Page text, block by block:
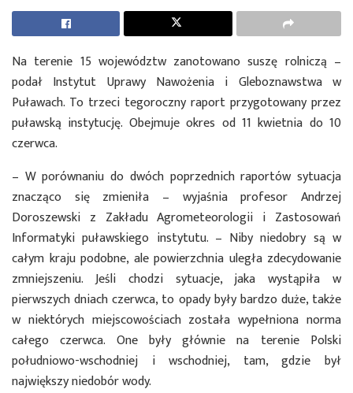
Na terenie 15 województw zanotowano suszę rolniczą –
podał Instytut Uprawy Nawożenia i Gleboznawstwa w
Puławach. To trzeci tegoroczny raport przygotowany przez
puławską instytucję. Obejmuje okres od 11 kwietnia do 10
czerwca.
– W porównaniu do dwóch poprzednich raportów sytuacja
znacząco się zmieniła – wyjaśnia profesor Andrzej
Doroszewski z Zakładu Agrometeorologii i Zastosowań
Informatyki puławskiego instytutu. – Niby niedobry są w
całym kraju podobne, ale powierzchnia uległa zdecydowanie
zmniejszeniu. Jeśli chodzi sytuacje, jaka wystąpiła w
pierwszych dniach czerwca, to opady były bardzo duże, także
w niektórych miejscowościach została wypełniona norma
całego czerwca. One były głównie na terenie Polski
południowo-wschodniej i wschodniej, tam, gdzie był
największy niedobór wody.